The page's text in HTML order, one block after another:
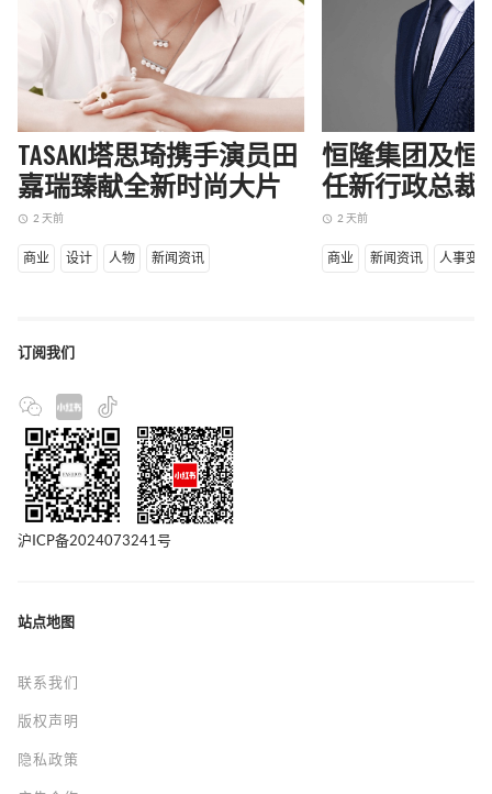
TASAKI塔思琦携手演员田
嘉瑞臻献全新时尚大片
access_time 2 天前
商业 设计 人物 新闻资讯
恒隆集团及恒
任新行政总裁
access_time 2 天前
商业 新闻资讯 人事变动
订阅我们
沪ICP备2024073241号
站点地图
联系我们
版权声明
隐私政策